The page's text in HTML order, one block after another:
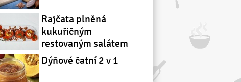
Rajčata plněná
kukuřičným
restovaným salátem
Dýňové čatní 2 v 1